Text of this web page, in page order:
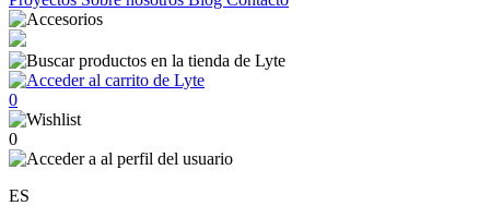
0
0
ES